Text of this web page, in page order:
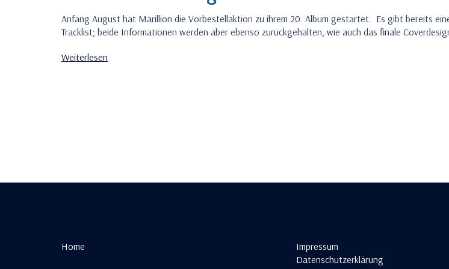
Anfang August hat Marillion die Vorbestellaktion zu ihrem 20. Album gestartet. Es gibt bereits
Tracklist; beide Informationen werden aber ebenso zurückgehalten, wie auch das finale
Weiterlesen
Home
Impressum
Datenschutzerklärung